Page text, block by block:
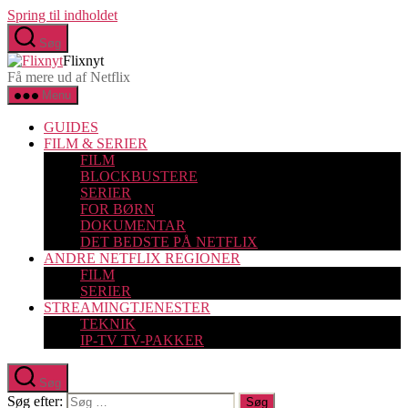
Spring til indholdet
Søg
Flixnyt
Få mere ud af Netflix
Menu
GUIDES
FILM & SERIER
FILM
BLOCKBUSTERE
SERIER
FOR BØRN
DOKUMENTAR
DET BEDSTE PÅ NETFLIX
ANDRE NETFLIX REGIONER
FILM
SERIER
STREAMINGTJENESTER
TEKNIK
IP-TV TV-PAKKER
Søg
Søg efter: